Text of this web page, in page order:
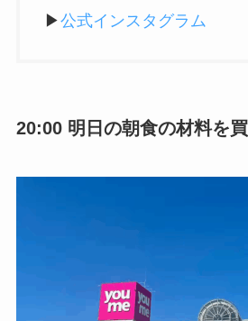
▶︎公式インスタグラム
20:00 明日の朝食の材料を